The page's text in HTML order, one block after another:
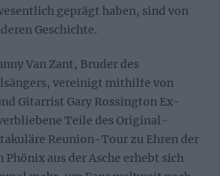
geprägt haben, sind von
Geschichte.
Van Zant, Bruder des
vereinigt mithilfe von
Gitarrist Gary Rossington Ex-
Teile des Original-
Reunion-Tour zu Ehren der
Phönix aus der Asche erhebt sich